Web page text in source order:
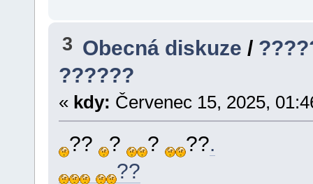
3 Obecná diskuze /
??????
« kdy: Červenec 15, 2025,
?? ? ? ??.
??